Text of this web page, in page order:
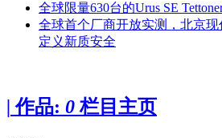
全球限量630台的Urus SE
全球首个厂商开放实测，北京
定义新质安全
| 作品: 0 栏目主页